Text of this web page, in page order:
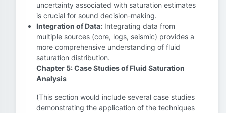
uncertainty associated with saturation estimates
is crucial for sound decision-making.
Integration of Data: Integrating data from
multiple sources (core, logs, seismic) provides a
more comprehensive understanding of fluid
saturation distribution.
Chapter 5: Case Studies of Fluid Saturation
Analysis
(This section would include several case studies
demonstrating the application of the techniques